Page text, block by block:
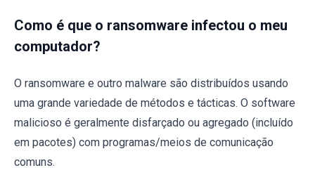
Como é que o ransomware infectou o meu
computador?
O ransomware e outro malware são distribuídos usando
uma grande variedade de métodos e tácticas. O software
malicioso é geralmente disfarçado ou agregado (incluído
em pacotes) com programas/meios de comunicação
comuns.